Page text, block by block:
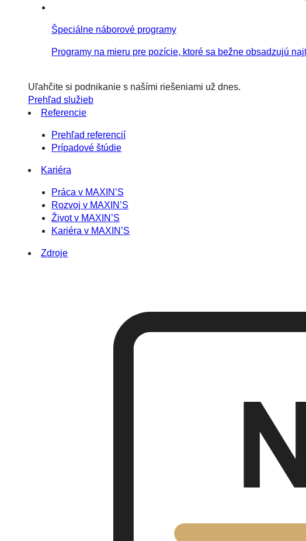
Špeciálne náborové programy
Programy na mieru pre pozície, ktoré sa bežne obsadzujú
Uľahčite si podnikanie s našími riešeniami už dnes.
Prehľad služieb
Referencie
Prehľad referencií
Prípadové štúdie
Kariéra
Práca v MAXIN’S
Rozvoj v MAXIN’S
Život v MAXIN’S
Kariéra v MAXIN’S
Zdroje